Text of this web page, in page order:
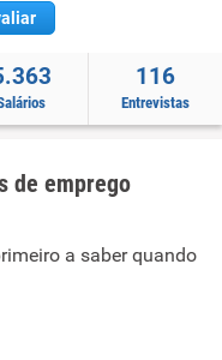
116
Entrevistas
de emprego
a saber quando